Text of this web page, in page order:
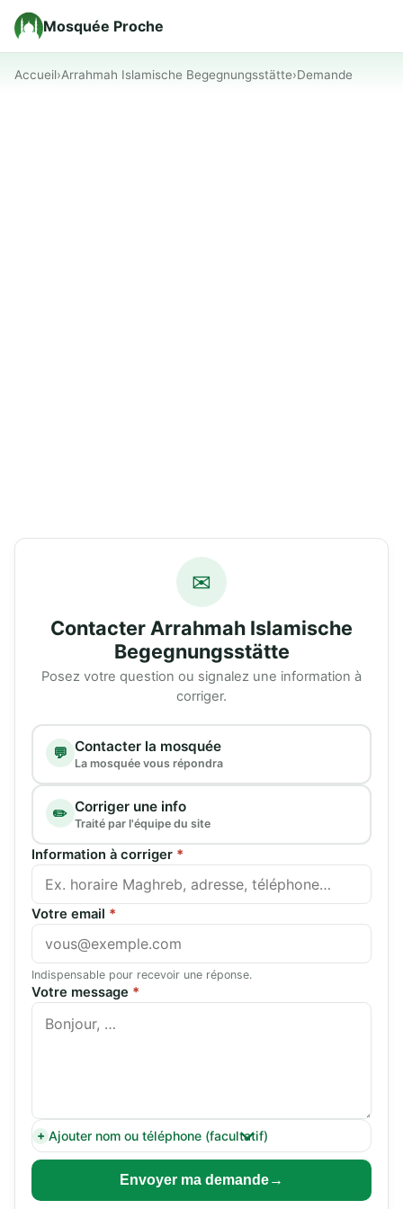
Mosquée Proche
Accueil›Arrahmah Islamische Begegnungsstätte›Demande
✉
Contacter Arrahmah Islamische
Begegnungsstätte
Posez votre question ou signalez une information à
corriger.
Type de demande
💬 Contacter la mosquée
La mosquée vous répondra
✏️ Corriger une info
Traité par l'équipe du site
Information à corriger *
Votre email *
Indispensable pour recevoir une réponse.
Votre message *
Ajouter nom ou téléphone (facultatif)
Envoyer ma demande